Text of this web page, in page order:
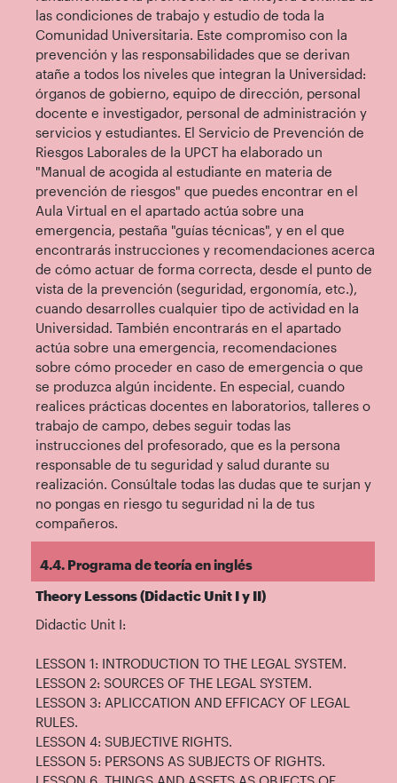
las condiciones de trabajo y estudio de toda la
Comunidad Universitaria. Este compromiso con la
prevención y las responsabilidades que se derivan
atañe a todos los niveles que integran la Universidad:
órganos de gobierno, equipo de dirección, personal
docente e investigador, personal de administración y
servicios y estudiantes. El Servicio de Prevención de
Riesgos Laborales de la UPCT ha elaborado un
"Manual de acogida al estudiante en materia de
prevención de riesgos" que puedes encontrar en el
Aula Virtual en el apartado actúa sobre una
emergencia, pestaña "guías técnicas", y en el que
encontrarás instrucciones y recomendaciones acerca
de cómo actuar de forma correcta, desde el punto de
vista de la prevención (seguridad, ergonomía, etc.),
cuando desarrolles cualquier tipo de actividad en la
Universidad. También encontrarás en el apartado
actúa sobre una emergencia, recomendaciones
sobre cómo proceder en caso de emergencia o que
se produzca algún incidente. En especial, cuando
realices prácticas docentes en laboratorios, talleres o
trabajo de campo, debes seguir todas las
instrucciones del profesorado, que es la persona
responsable de tu seguridad y salud durante su
realización. Consúltale todas las dudas que te surjan y
no pongas en riesgo tu seguridad ni la de tus
compañeros.
4.4. Programa de teoría en inglés
Theory Lessons (Didactic Unit I y II)
Didactic Unit I:
LESSON 1: INTRODUCTION TO THE LEGAL SYSTEM.
LESSON 2: SOURCES OF THE LEGAL SYSTEM.
LESSON 3: APLICCATION AND EFFICACY OF LEGAL
RULES.
LESSON 4: SUBJECTIVE RIGHTS.
LESSON 5: PERSONS AS SUBJECTS OF RIGHTS.